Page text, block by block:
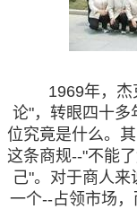
1969年，杰克
论"，转眼四十多
位究竟是什么。
这条商规--"不能
己"。对于商人
一个--占领市场